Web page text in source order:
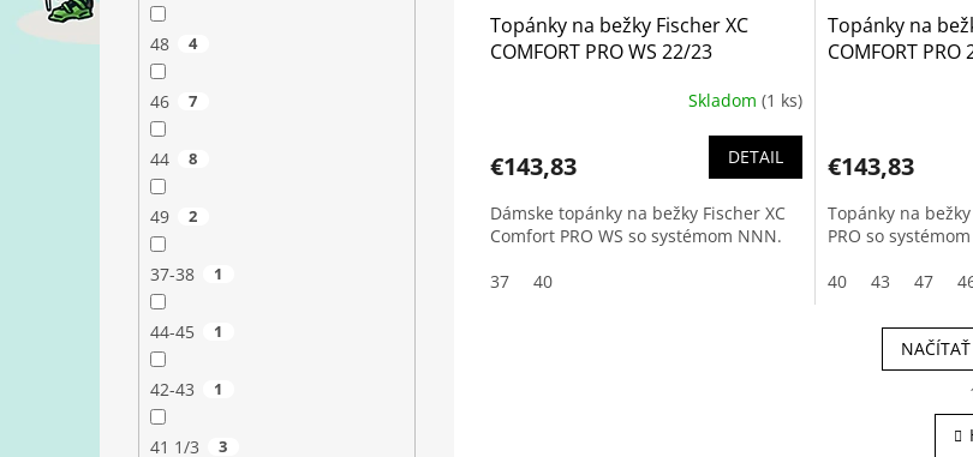
48 4
46 7
44 8
49 2
37-38 1
44-45 1
42-43 1
41 1/3 3
Topánky na bežky Fischer XC
COMFORT PRO WS 22/23
Skladom (1 ks)
€143,83 DETAIL
Dámske topánky na bežky Fischer XC
Comfort PRO WS so systémom NNN.
37 40
Topánky na
COMFORT PRO
€143,83
Topánky na
PRO so
40 43 47